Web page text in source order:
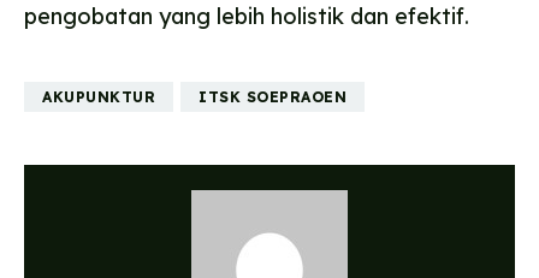
pengobatan yang lebih holistik dan efektif.
AKUPUNKTUR ITSK SOEPRAOEN